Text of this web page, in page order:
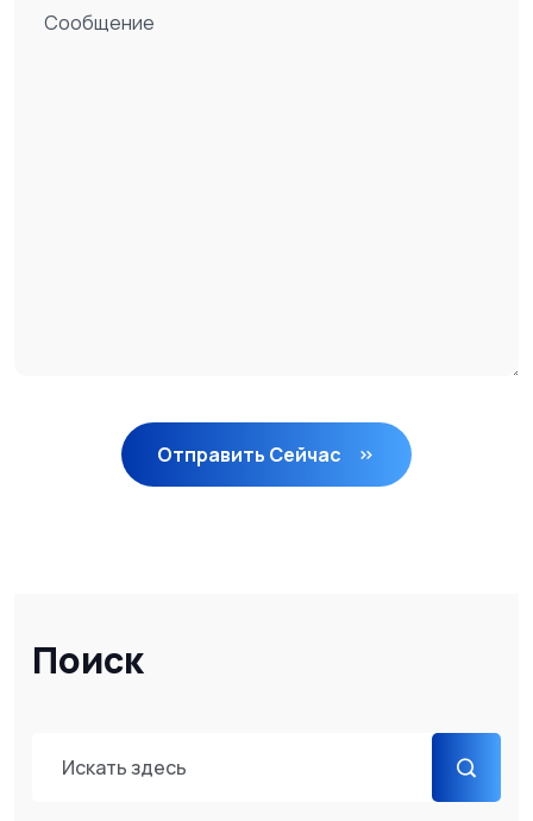
Поиск
Отправить Сейчас